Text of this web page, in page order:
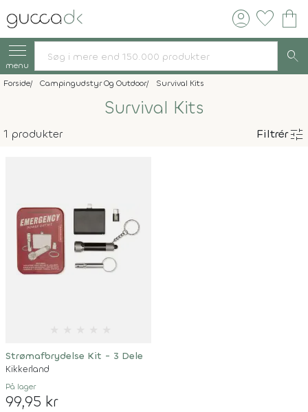
account_circle favorite shopping_bag
menu search
Forside Campingudstyr Og Outdoor Survival Kits
Survival Kits
1 produkter Filtrértune
Strømafbrydelse Kit - 3 Dele
Kikkerland
På lager
99,95 kr